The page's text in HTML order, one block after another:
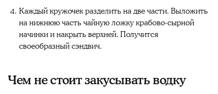
Каждый кружочек разделить на две части. Выложить
на нижнюю часть чайную ложку крабово-сырной
начинки и накрыть верхней. Получится
своеобразный сэндвич.
Чем не стоит закусывать водку